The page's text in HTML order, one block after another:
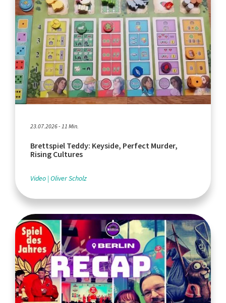
23.07.2026 - 11 Min.
Brettspiel Teddy: Keyside, Perfect Murder,
Rising Cultures
Video Oliver Scholz